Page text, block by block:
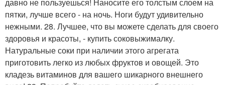
пятки, лучше всего - на ночь. Ноги будут удивительно
нежными. 28. Лучшее, что вы можете сделать для своего
здоровья и красоты, - купить соковыжималку.
Натуральные соки при наличии этого агрегата
приготовить легко из любых фруктов и овощей. Это
кладезь витаминов для вашего шикарного внешнего